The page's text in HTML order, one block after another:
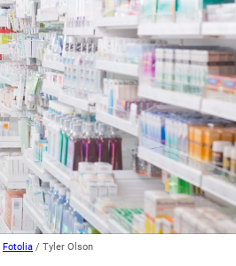
Fotolia / Tyler Olson